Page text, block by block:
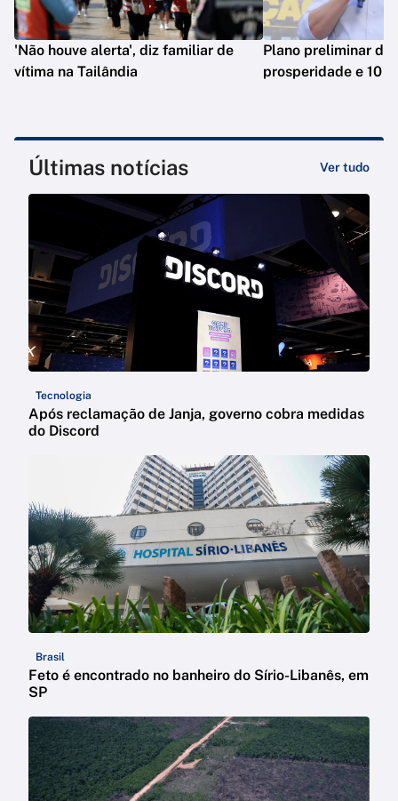
'Não houve alerta', diz familiar de
vítima na Tailândia
Plano preliminar de
prosperidade e 10
Últimas notícias Ver tudo
Tecnologia
Após reclamação de Janja, governo cobra medidas
do Discord
Brasil
Feto é encontrado no banheiro do Sírio-Libanês, em
SP